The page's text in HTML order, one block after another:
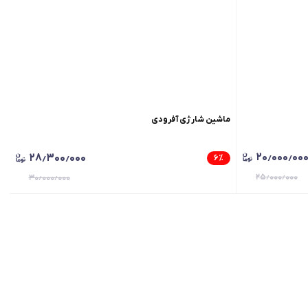
۲۰٫۰۰۰٫۰۰۰
۲۵٫۰۰۰٫۰۰۰
ماشین شارژی آفرودی
۶٪ ۲۸٫۳۰۰٫۰۰۰
۳۰٫۰۰۰٫۰۰۰